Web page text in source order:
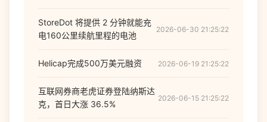
StoreDot 将提供 2 分钟就能充
电160公里续航里程的电池
2026-06-30 21:25:22
Helicap完成500万美元融资 2026-06-19 21:25:22
互联网券商老虎证券登陆纳斯达
克，首日大涨 36.5%
2026-06-15 21:25:22